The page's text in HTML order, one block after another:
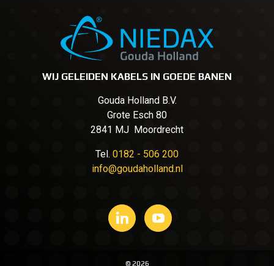
WIJ GELEIDEN KABELS IN GOEDE BANEN
Gouda Holland B.V.
Grote Esch 80
2841 MJ Moordrecht
Tel. 0182 - 506 200
info@goudaholland.nl
© 2026